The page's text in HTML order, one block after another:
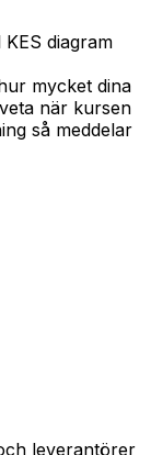
diagram
mycket dina
när kursen
så meddelar
leverantörer